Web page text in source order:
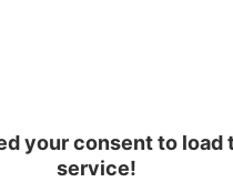
your consent to load
service!